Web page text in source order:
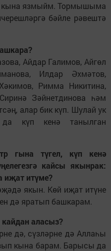
кына язмыйм. Тормышыма
бәйле рәвештә
Айдар Галимов, Айгөл
Илдар Әхмәтов,
Римма Никитина,
Зәйнетдинова һәм
алар бик күп. Шулай ук
күп кенә танылган
гына түгел, күп кенә
кайсы якынрак:
иҗат итүме?
якын. Көй иҗат итүне
дә яратып башкарам.
аласыз?
дә, сүзләрне дә Аллаһы
кына барам. Барысы да